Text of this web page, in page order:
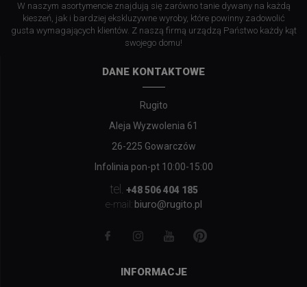
W naszym asortymencie znajdują się zarówno tanie dywany na każdą
kieszeń, jak i bardziej ekskluzywne wyroby, które powinny zadowolić
gusta wymagających klientów. Z naszą firmą urządzą Państwo każdy kąt
swojego domu!
DANE KONTAKTOWE
Rugito
Aleja Wyzwolenia 61
26-225 Gowarczów
Infolinia pon-pt 10:00-15:00
tel.
+48 506 404 185
e-mail: biuro@rugito.pl
INFORMACJE